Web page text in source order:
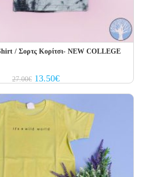
/ Σορτς Κορίτσι- NEW COLLEGE
27.00€ Original
price
27.00€.
13.50€Current
price